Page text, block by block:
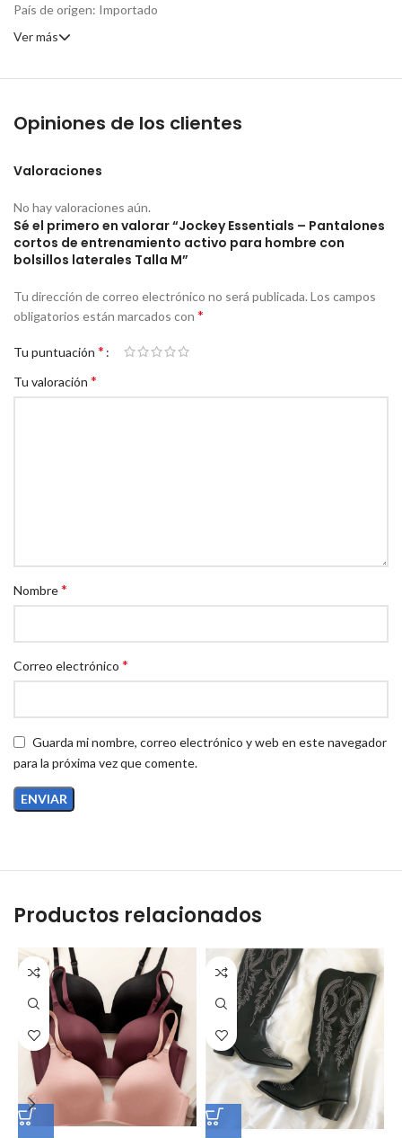
País de origen: Importado
Ver más
Opiniones de los clientes
Valoraciones
No hay valoraciones aún.
Sé el primero en valorar “Jockey Essentials – Pantalones
cortos de entrenamiento activo para hombre con
bolsillos laterales Talla M”
Tu dirección de correo electrónico no será publicada. Los campos
obligatorios están marcados con *
Tu puntuación *
Tu valoración *
Nombre*
Correo electrónico *
Guarda mi nombre, correo electrónico y web en este navegador
para la próxima vez que comente.
Productos relacionados